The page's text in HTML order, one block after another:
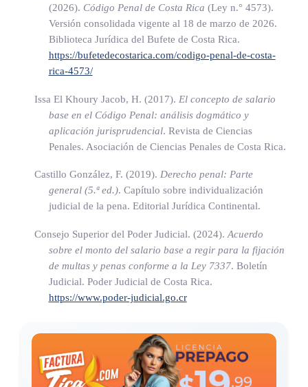
(2026). Código Penal de Costa Rica (Ley n.° 4573).
Versión consolidada vigente al 18 de marzo de 2026.
Biblioteca Jurídica del Bufete de Costa Rica.
https://bufetedecostarica.com/codigo-penal-de-costa-
rica-4573/
Issa El Khoury Jacob, H. (2017). El concepto de salario
base en el Código Penal: análisis dogmático y
aplicación jurisprudencial. Revista de Ciencias
Penales. Asociación de Ciencias Penales de Costa Rica.
Castillo González, F. (2019). Derecho penal: Parte
general (5.ª ed.). Capítulo sobre individualización
judicial de la pena. Editorial Jurídica Continental.
Consejo Superior del Poder Judicial. (2024). Acuerdo
sobre el monto del salario base a regir para la fijación
de multas y penas conforme a la Ley 7337. Boletín
Judicial. Poder Judicial de Costa Rica.
https://www.poder-judicial.go.cr